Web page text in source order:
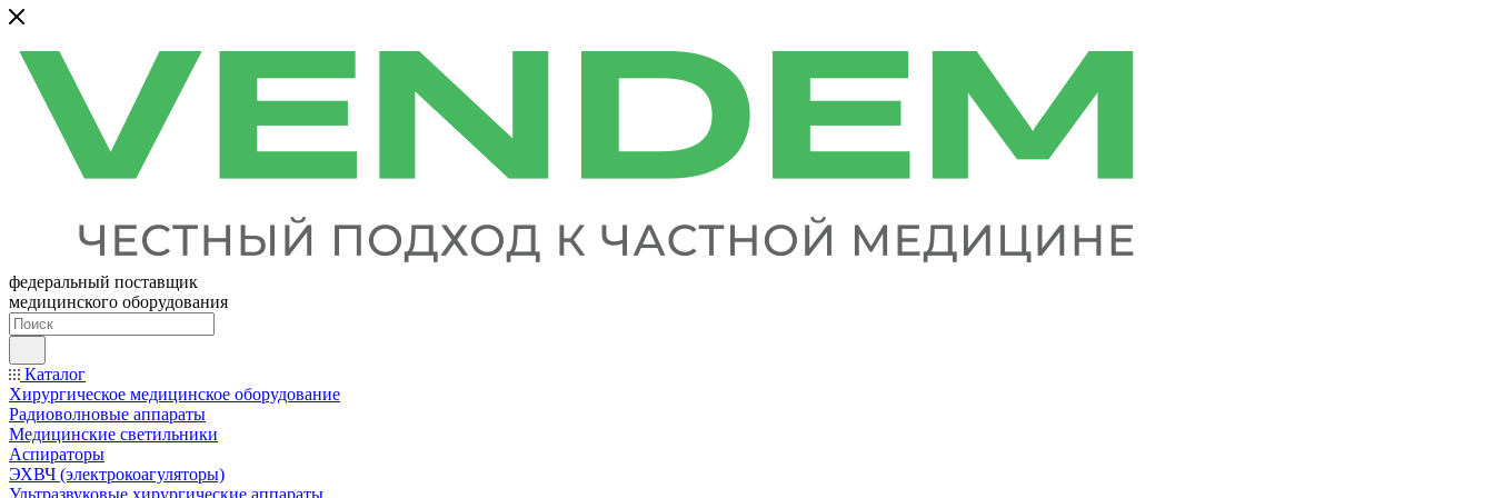
федеральный поставщик
медицинского оборудования
Каталог
Хирургическое медицинское оборудование
Радиоволновые аппараты
Медицинские светильники
Аспираторы
ЭХВЧ (электрокоагуляторы)
Ультразвуковые хирургические аппараты